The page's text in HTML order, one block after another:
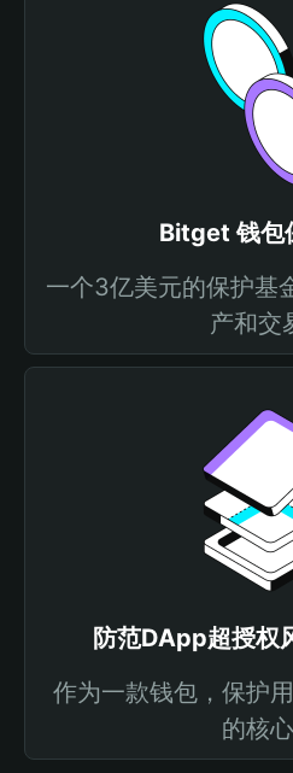
Bitget 钱包
一个3亿美元的保护基
产和交
防范DApp超授权
作为一款钱包，保护
的核心